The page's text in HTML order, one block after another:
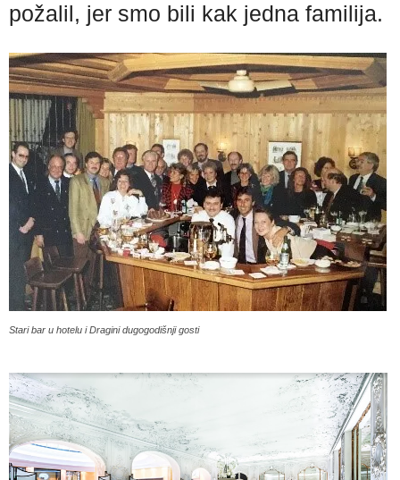
požalil, jer smo bili kak jedna familija.
Stari bar u hotelu i Dragini dugogodišnji gosti